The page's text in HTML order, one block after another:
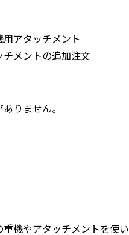
アタッチメント
チメントの追加注文
りません。
機やアタッチメントを使い